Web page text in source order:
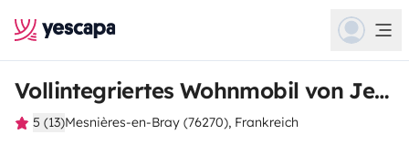
Vollintegriertes Wohnmobil von Jean-Paul
5 (13)Mesnières-en-Bray (76270), Frankreich